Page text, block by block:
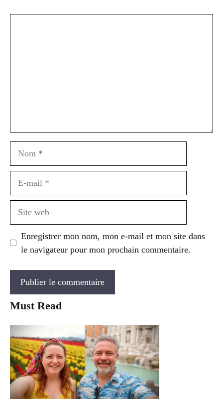
Enregistrer mon nom, mon e-mail et mon site dans
le navigateur pour mon prochain commentaire.
Must Read